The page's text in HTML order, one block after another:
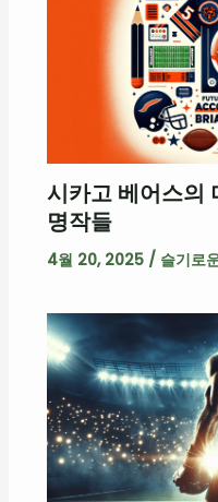
시카고 베어스의
명작들
4월 20, 2025 / 슬기로